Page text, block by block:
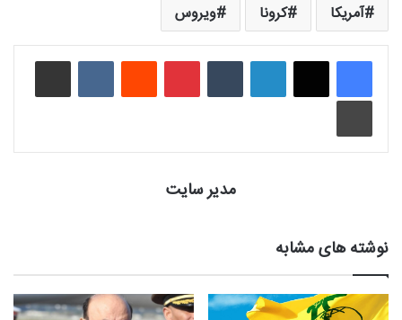
آمریکا کرونا ویروس
لینکدین ‫پین‌ترست ‫رددیت
چاپ
مدیر سایت
نوشته های مشابه